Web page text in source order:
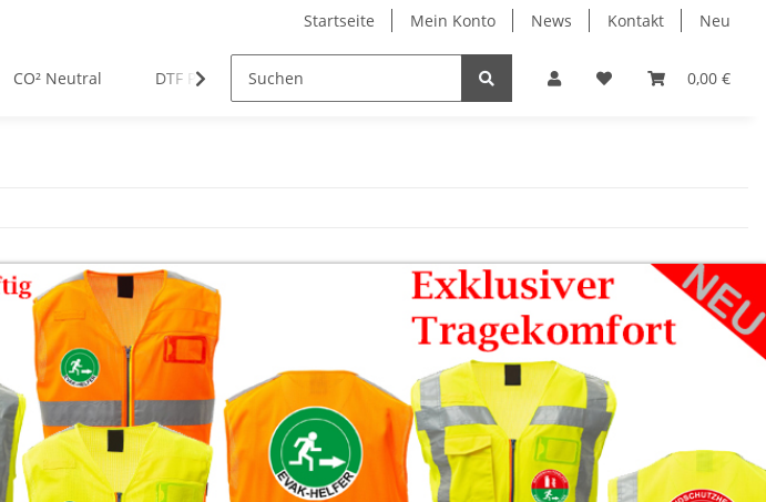
Startseite Mein Konto News Kontakt Neu
0,00 €
CO² Neutral DTF Premium Druck Individual Druck Profi